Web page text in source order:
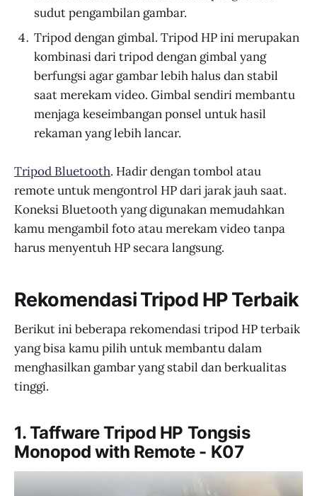
sudut pengambilan gambar.
Tripod dengan gimbal. Tripod HP ini merupakan
kombinasi dari tripod dengan gimbal yang
berfungsi agar gambar lebih halus dan stabil
saat merekam video. Gimbal sendiri membantu
menjaga keseimbangan ponsel untuk hasil
rekaman yang lebih lancar.
Tripod Bluetooth. Hadir dengan tombol atau
remote untuk mengontrol HP dari jarak jauh saat.
Koneksi Bluetooth yang digunakan memudahkan
kamu mengambil foto atau merekam video tanpa
harus menyentuh HP secara langsung.
Rekomendasi Tripod HP Terbaik
Berikut ini beberapa rekomendasi tripod HP terbaik
yang bisa kamu pilih untuk membantu dalam
menghasilkan gambar yang stabil dan berkualitas
tinggi.
1. Taffware Tripod HP Tongsis
Monopod with Remote - K07